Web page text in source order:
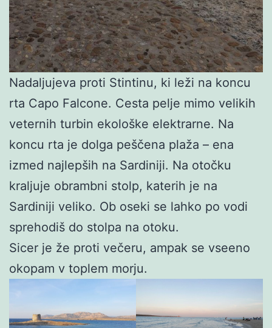
Nadaljujeva proti Stintinu, ki leži na koncu
rta Capo Falcone. Cesta pelje mimo velikih
veternih turbin ekološke elektrarne. Na
koncu rta je dolga peščena plaža – ena
izmed najlepših na Sardiniji. Na otočku
kraljuje obrambni stolp, katerih je na
Sardiniji veliko. Ob oseki se lahko po vodi
sprehodiš do stolpa na otoku.
Sicer je že proti večeru, ampak se vseeno
okopam v toplem morju.